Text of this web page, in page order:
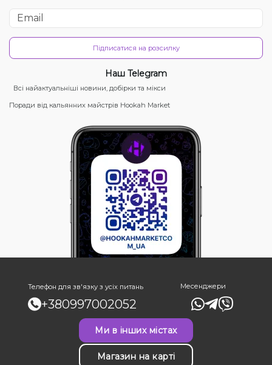
Підписатися на розсилку
Наш Telegram
Всі найактуальніші новини, добірки та мікси
Поради від кальянних майстрів Hookah Market
Телефон для зв'язку з усіх питань
+380997002052
Месенджери
Ми в інших містах
Магазин на карті